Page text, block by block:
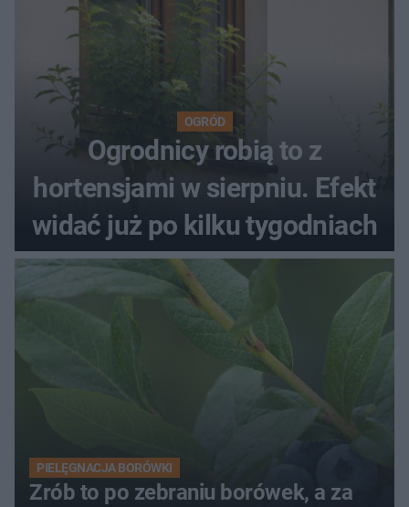
OGRÓD
Ogrodnicy robią to z
hortensjami w sierpniu. Efekt
widać już po kilku tygodniach
PIELĘGNACJA BORÓWKI
Zrób to po zebraniu borówek, a za